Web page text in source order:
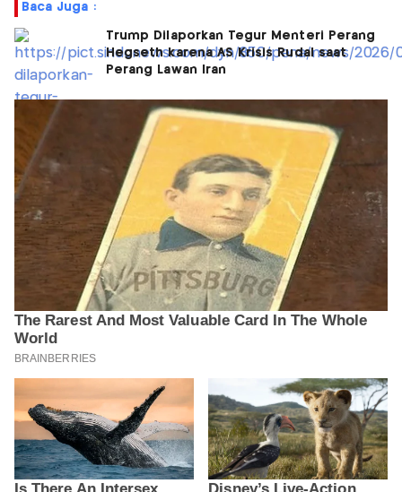
Baca Juga :
Trump Dilaporkan Tegur Menteri Perang
Hegseth karena AS Krisis Rudal saat
Perang Lawan Iran